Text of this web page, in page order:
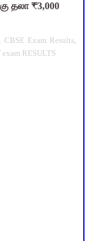
தலா ₹3,000
CBSE Exam Results
exam RESULTS